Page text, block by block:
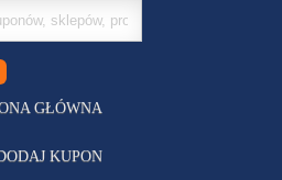
GŁÓWNA
KUPON